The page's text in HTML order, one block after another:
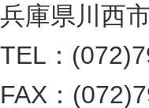
兵庫県川西
TEL：
FAX：